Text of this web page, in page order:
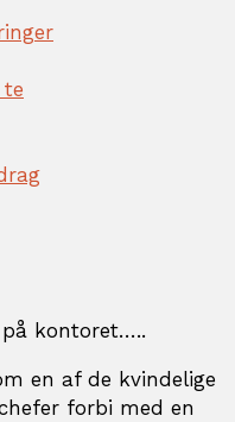
te
på kontoret…..
en af de kvindelige
forbi med en